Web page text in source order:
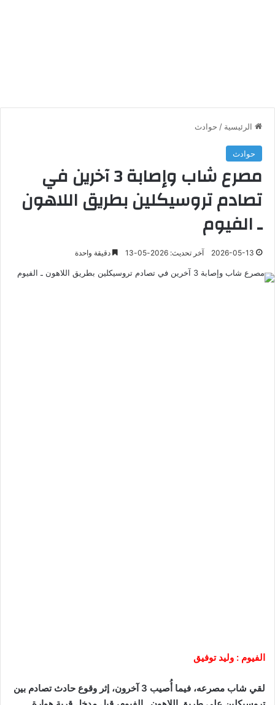
الرئيسية / حوادث
حوادث
مصرع شاب وإصابة 3 آخرين في
تصادم تروسيكلين بطريق اللاهون
ـ الفيوم
2026-05-13 آخر تحديث: 2026-05-13 دقيقة واحدة
الفيوم : وليد توفيق
لقي شاب مصرعه، فيما أُصيب 3 آخرون، إثر وقوع حادث تصادم بين